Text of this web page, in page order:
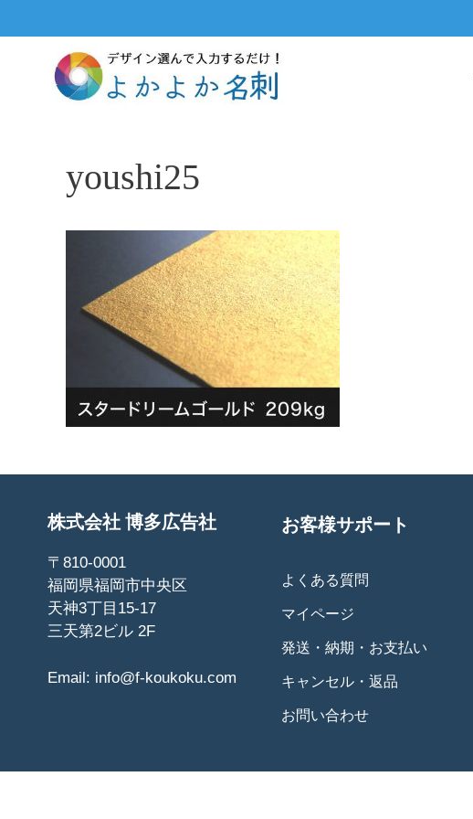
ン
youshi25
株式会社 博多広告社
〒810-0001
福岡県福岡市中央区
天神3丁目15-17
三天第2ビル 2F
Email: info@f-koukoku.com
お客様サポート
よくある質問
マイページ
発送・納期・お支払い
キャンセル・返品
お問い合わせ